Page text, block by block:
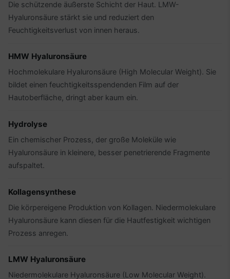
Die schützende äußerste Schicht der Haut. LMW-
Hyaluronsäure stärkt sie und reduziert den
Feuchtigkeitsverlust von innen heraus.
HMW Hyaluronsäure
Hochmolekulare Hyaluronsäure (High Molecular Weight). Sie
bildet einen feuchtigkeitsspendenden Film auf der
Hautoberfläche, dringt aber kaum ein.
Hydrolyse
Ein chemischer Prozess, der große Moleküle wie
Hyaluronsäure in kleinere, besser penetrierende Fragmente
aufspaltet.
Kollagensynthese
Die körpereigene Produktion von Kollagen. Niedermolekulare
Hyaluronsäure kann diesen für die Hautfestigkeit wichtigen
Prozess anregen.
LMW Hyaluronsäure
Niedermolekulare Hyaluronsäure (Low Molecular Weight).